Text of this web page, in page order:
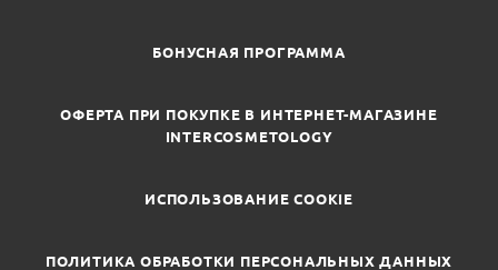
БОНУСНАЯ ПРОГРАММА
ОФЕРТА ПРИ ПОКУПКЕ В ИНТЕРНЕТ-МАГАЗИНЕ
INTERCOSMETOLOGY
ИСПОЛЬЗОВАНИЕ COOKIE
ПОЛИТИКА ОБРАБОТКИ ПЕРСОНАЛЬНЫХ ДАННЫХ